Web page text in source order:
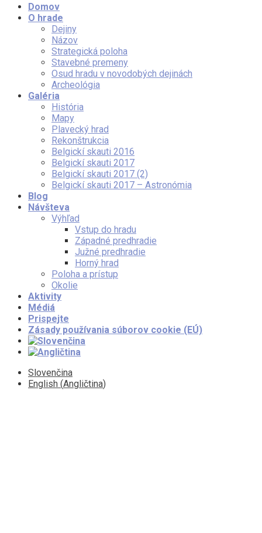
Domov
O hrade
Dejiny
Názov
Strategická poloha
Stavebné premeny
Osud hradu v novodobých dejinách
Archeológia
Galéria
História
Mapy
Plavecký hrad
Rekonštrukcia
Belgickí skauti 2016
Belgickí skauti 2017
Belgickí skauti 2017 (2)
Belgickí skauti 2017 – Astronómia
Blog
Návšteva
Výhľad
Vstup do hradu
Západné predhradie
Južné predhradie
Horný hrad
Poloha a prístup
Okolie
Aktivity
Médiá
Prispejte
Zásady používania súborov cookie (EÚ)
Slovenčina
English (Angličtina)